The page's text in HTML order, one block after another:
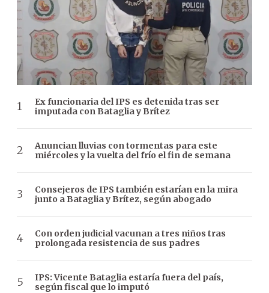
Ex funcionaria del IPS es detenida tras ser
imputada con Bataglia y Brítez
Anuncian lluvias con tormentas para este
miércoles y la vuelta del frío el fin de semana
Consejeros de IPS también estarían en la mira
junto a Bataglia y Brítez, según abogado
Con orden judicial vacunan a tres niños tras
prolongada resistencia de sus padres
IPS: Vicente Bataglia estaría fuera del país,
según fiscal que lo imputó